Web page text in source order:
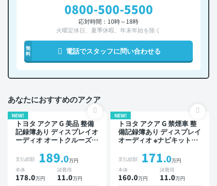
0800-500-5500
応対時間：10時～18時
火曜定休日、夏季休暇、年末年始を除く
無
料
電話でスタッフに問い合わせる
あなたにおすすめのアクア
NEW!
トヨタ アクア G 美品 整備
記録簿あり ディスプレイオ
ーディオ オートクルーズ
モニター 衝突軽減
支払総額 189.0万円
本体
178.0万円
諸費用
11.0万円
NEW!
トヨタ アクア G 禁煙車 整
備記録簿あり ディスプレイ
オーディオ ※ナビキットあ
モニター オートクルーズ
スマートキー ETC バック
モニター 全方位カメラ ド
ライブレコーダー 衝突軽減
支払総額 171.0万円
本体
160.0万円
諸費用
11.0万円